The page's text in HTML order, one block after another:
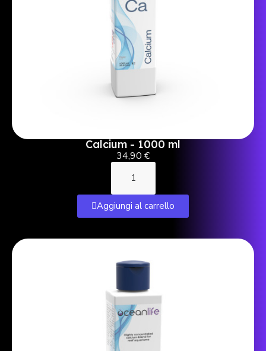
Calcium - 1000 ml
34,90 €
Aggiungi al carrello